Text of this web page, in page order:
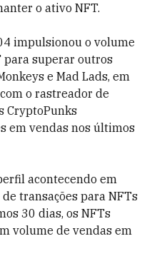
o ativo NFT.
impulsionou o volume
para superar outros
e Mad Lads, em
o rastreador de
CryptoPunks
em vendas nos últimos
acontecendo em
transações para NFTs
30 dias, os NFTs
volume de vendas em